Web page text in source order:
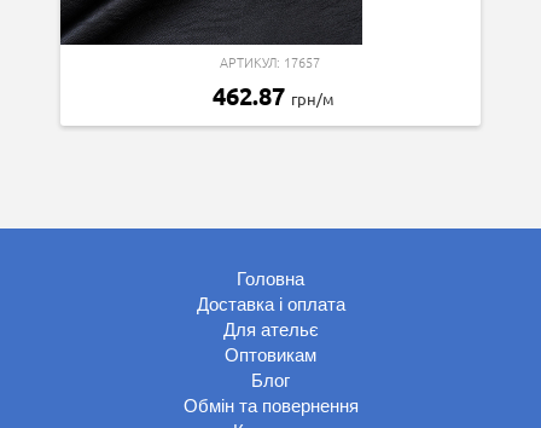
АРТИКУЛ: 17657
462.87 грн/м
Головна
Доставка і оплата
Для ательє
Оптовикам
Блог
Обмін та повернення